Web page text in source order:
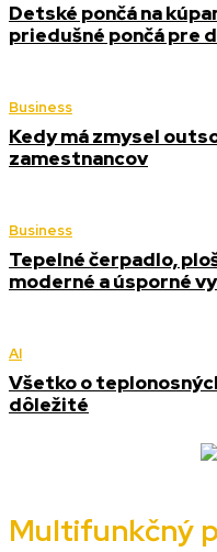
Detské pončá na
priedušné pončá pre
Business
Kedy má zmysel
zamestnancov
Business
Tepelné čerpadlo,
moderné a úsporné
AI
Všetko o
dôležité
Multifunkčný